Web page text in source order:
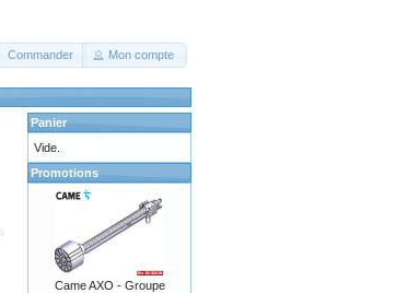
Commander Mon compte
Panier
Vide.
Promotions
Came AXO - Groupe